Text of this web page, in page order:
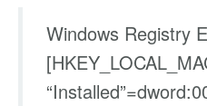
Windows Registry